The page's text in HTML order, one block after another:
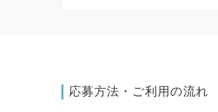
応募方法・ご利用の流れ